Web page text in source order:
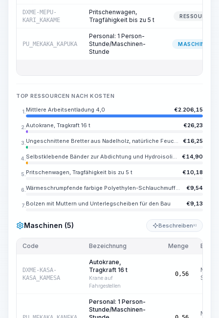
DXME-MEPU-
KARI_KAKAME
Pritschenwagen,
Tragfähigkeit bis zu 5 t
RESSOURCE
PU_MEKAKA_KAPUKA
Personal: 1 Person-
Stunde/Maschinen-
Stunde
MASCHINIST
TOP RESSOURCEN NACH KOSTEN
1. Mittlere Arbeitsentladung 4,0 €2.206,15
2. Autokrane, Tragkraft 16 t €26,23
3. Ungeschnittene Bretter aus Nadelholz, natürliche Feuchtigkeit, Länge 2-6,5 m, Breite 100-250, Dicke 30-50 mm, Sortierung III €16,25
4. Selbstklebende Bänder zur Abdichtung und Hydroisolierung auf Basis von Glasgewebe und silikonorganischem Kautschuk für Elektroinstallations- und Reparaturarbeiten, Farbe rot, Breite 26 mm, Dicke 0,5 mm €14,90
5. Pritschenwagen, Tragfähigkeit bis zu 5 t €10,18
6. Wärmeschrumpfende farbige Polyethylen-Schlauchmuffe, TUT 60/30 €9,54
7. Bolzen mit Muttern und Unterlegscheiben für den Bau €9,13
Maschinen (5) Beschreiben KI
Code Bezeichnung Menge Einheit
DXME-KASA-
KASA_KAMESA
Autokrane,
Tragkraft 16 t
Krane auf
Fahrgestellen
0,56
Std.
Personal: 1 Person-
Stunde/Maschinen-